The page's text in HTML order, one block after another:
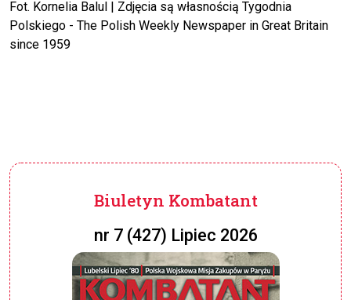
Fot. Kornelia Balul | Zdjęcia są własnością Tygodnia
Polskiego - The Polish Weekly Newspaper in Great Britain
since 1959
Biuletyn Kombatant
nr 7 (427) Lipiec 2026